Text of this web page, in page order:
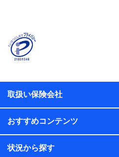
名、住所、生年月日、性別、
係、保険加入の目的、保険商
のお支払方法、車のメーカー
ル内容や送信履歴の情報及び
保険契約情報
当社または株式会社NTTドコ
プが取得し、又は保有する保
して、保険契約者及び被保険
取扱い保険会社
おすすめコンテンツ
状況から探す